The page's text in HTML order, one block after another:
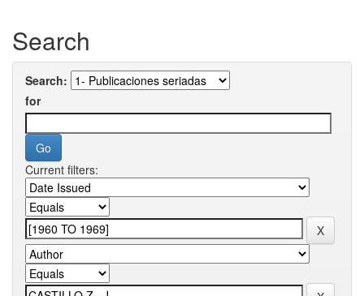
Search
Search:
for
Current filters: